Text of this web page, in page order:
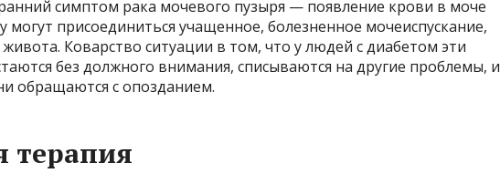
симптом рака мочевого пузыря — появление крови в моче
могут присоединиться учащенное, болезненное мочеиспускание,
Коварство ситуации в том, что у людей с диабетом эти
без должного внимания, списываются на другие проблемы, и
обращаются с опозданием.
терапия